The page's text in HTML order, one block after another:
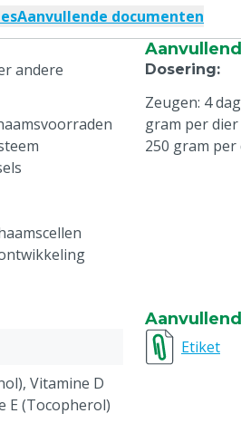
Aanvullende documenten
andere
Dosering:
Zeugen: 4
gram per
250 gram
Vitamine D
E (Tocopherol)
Etiket